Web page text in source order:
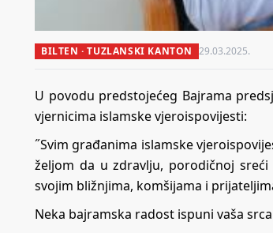
BILTEN · TUZLANSKI KANTON 29.03.2025.
U povodu predstojećeg Bajrama
vjernicima islamske vjeroispovijesti:
˝Svim građanima islamske
željom da u zdravlju, porodičnoj
svojim bližnjima, komšijama i
Neka bajramska radost ispuni vaša